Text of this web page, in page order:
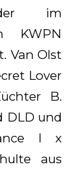
im
KWPN
Van Olst
Lover
B.
DLD und
I x
aus